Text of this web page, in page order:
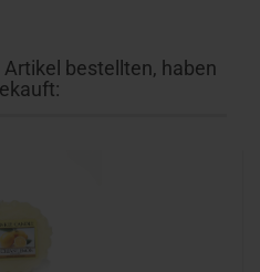
bestellten, haben